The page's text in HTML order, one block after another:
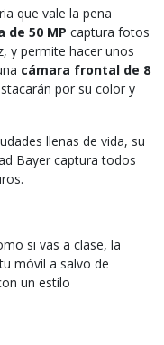
que vale la pena
de 50 MP captura fotos
y permite hacer unos
cámara frontal de 8
por su color y
llenas de vida, su
Bayer captura todos
si vas a clase, la
móvil a salvo de
un estilo